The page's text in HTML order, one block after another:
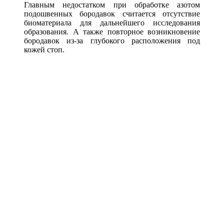
Главным недостатком при обработке азотом
подошвенных бородавок считается отсутствие
биоматериала для дальнейшего исследования
образования. А также повторное возникновение
бородавок из-за глубокого расположения под
кожей стоп.